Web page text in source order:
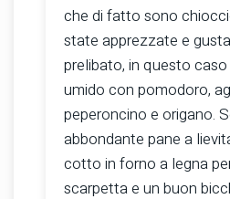
che di fatto sono
state apprezzate e
prelibato, in questo
umido con pomodoro,
peperoncino e origano.
abbondante pane a
cotto in forno a legna
scarpetta e un buon